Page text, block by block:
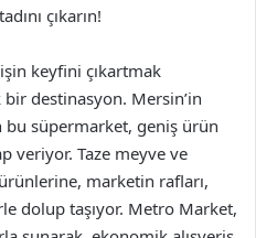
çıkarın!
keyfini çıkartmak
bir destinasyon. Mersin’in
süpermarket, geniş ürün
veriyor. Taze meyve ve
marketin rafları,
dolup taşıyor. Metro Market,